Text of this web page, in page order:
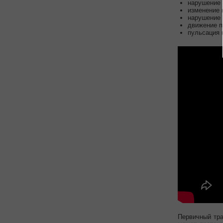
нарушение
изменение
нарушение
движение
пульсация
Первичный